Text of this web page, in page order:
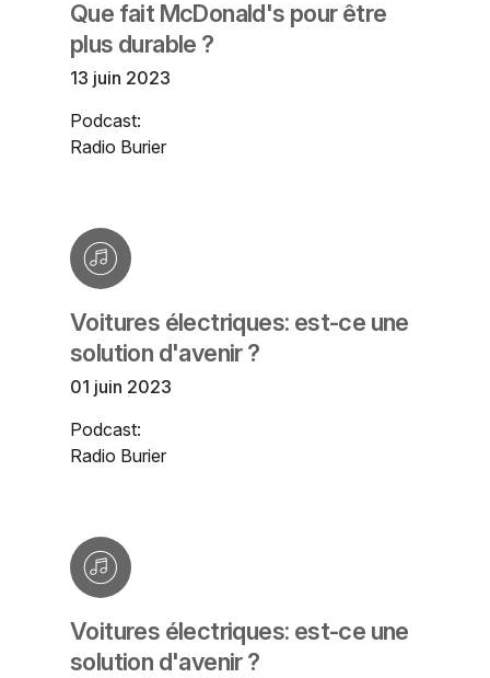
Que fait McDonald's pour être
plus durable ?
13 juin 2023
Podcast:
Radio Burier
Voitures électriques: est-ce une
solution d'avenir ?
01 juin 2023
Podcast:
Radio Burier
Voitures électriques: est-ce une
solution d'avenir ?